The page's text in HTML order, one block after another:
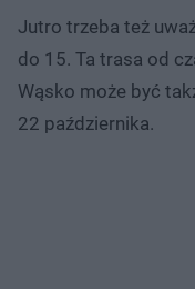
Jutro trzeba też
do 15. Ta trasa od
Wąsko może być
22 października.